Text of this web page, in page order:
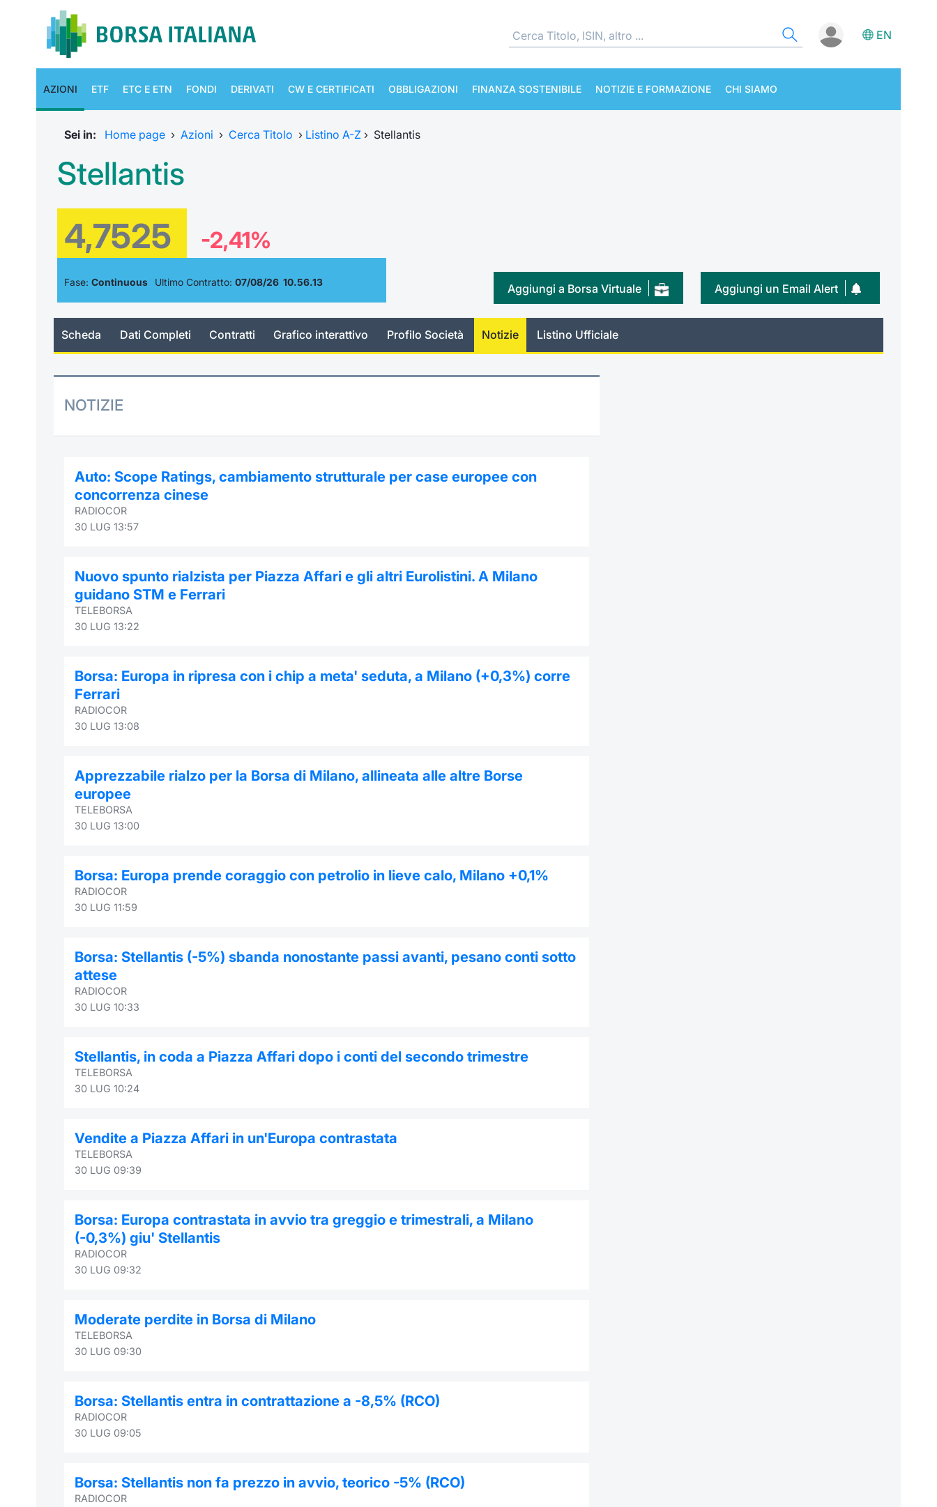
EN
AZIONI ETF ETC E ETN FONDI DERIVATI CW E CERTIFICATI OBBLIGAZIONI FINANZA SOSTENIBILE NOTIZIE E FORMAZIONE CHI SIAMO
Sei in: Home page › Azioni › Cerca Titolo › Listino A-Z › Stellantis
Stellantis
4,7525 -2,41%
Fase: Continuous Ultimo Contratto: 07/08/26 10.56.13 Aggiungi un Email Alert
Aggiungi a Borsa Virtuale
Scheda Dati Completi Contratti Grafico interattivo Profilo Società Notizie Listino Ufficiale
NOTIZIE
Auto: Scope Ratings, cambiamento strutturale per case europee con
concorrenza cinese
RADIOCOR
30 LUG 13:57
Nuovo spunto rialzista per Piazza Affari e gli altri Eurolistini. A Milano
guidano STM e Ferrari
TELEBORSA
30 LUG 13:22
Borsa: Europa in ripresa con i chip a meta' seduta, a Milano (+0,3%) corre
Ferrari
RADIOCOR
30 LUG 13:08
Apprezzabile rialzo per la Borsa di Milano, allineata alle altre Borse
europee
TELEBORSA
30 LUG 13:00
Borsa: Europa prende coraggio con petrolio in lieve calo, Milano +0,1%
RADIOCOR
30 LUG 11:59
Borsa: Stellantis (-5%) sbanda nonostante passi avanti, pesano conti sotto
attese
RADIOCOR
30 LUG 10:33
Stellantis, in coda a Piazza Affari dopo i conti del secondo trimestre
TELEBORSA
30 LUG 10:24
Vendite a Piazza Affari in un'Europa contrastata
TELEBORSA
30 LUG 09:39
Borsa: Europa contrastata in avvio tra greggio e trimestrali, a Milano
(-0,3%) giu' Stellantis
RADIOCOR
30 LUG 09:32
Moderate perdite in Borsa di Milano
TELEBORSA
30 LUG 09:30
Borsa: Stellantis entra in contrattazione a -8,5% (RCO)
RADIOCOR
30 LUG 09:05
Borsa: Stellantis non fa prezzo in avvio, teorico -5% (RCO)
RADIOCOR